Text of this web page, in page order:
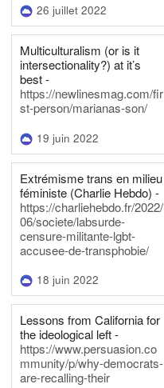
26 juillet 2022
Multiculturalism (or is it
intersectionality?) at it’s
best -
https://newlinesmag.com/fir
st-person/marianas-son/
19 juin 2022
Extrémisme trans en milieu
féministe (Charlie Hebdo) -
https://charliehebdo.fr/2022/
06/societe/labsurde-
censure-militante-lgbt-
accusee-de-transphobie/
18 juin 2022
Lessons from California for
the ideological left -
https://www.persuasion.co
mmunity/p/why-democrats-
are-recalling-their